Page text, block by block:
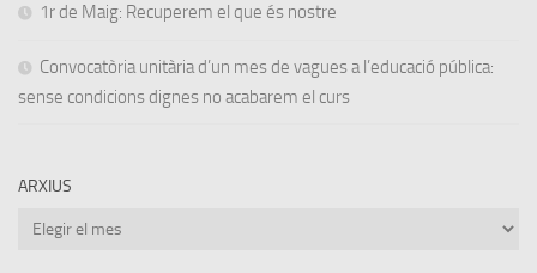
1r de Maig: Recuperem el que és nostre
Convocatòria unitària d’un mes de vagues a l’educació pública:
sense condicions dignes no acabarem el curs
ARXIUS
Arxius